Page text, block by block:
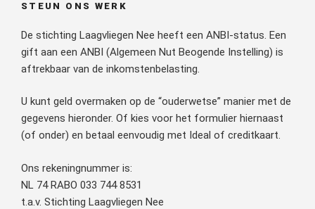
STEUN ONS WERK
De stichting Laagvliegen Nee heeft een ANBI-status. Een
gift aan een ANBI (Algemeen Nut Beogende Instelling) is
aftrekbaar van de inkomstenbelasting.
U kunt geld overmaken op de “ouderwetse” manier met de
gegevens hieronder. Of kies voor het formulier hiernaast
(of onder) en betaal eenvoudig met Ideal of creditkaart.
Ons rekeningnummer is:
NL 74 RABO 033 744 8531
t.a.v. Stichting Laagvliegen Nee